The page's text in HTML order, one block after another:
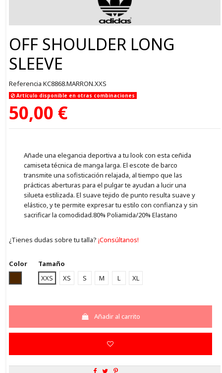
OFF SHOULDER LONG
SLEEVE
Referencia KC8868.MARRON.XXS
Artículo disponible en otras combinaciones
50,00 €
Añade una elegancia deportiva a tu look con esta ceñida
camiseta técnica de manga larga. El escote de barco
transmite una sofisticación relajada, al tiempo que las
prácticas aberturas para el pulgar te ayudan a lucir una
silueta estilizada. El suave tejido de punto resulta suave y
elástico, y te permite expresar tu estilo con confianza y sin
sacrificar la comodidad.80% Poliamida/20% Elastano
¿Tienes dudas sobre tu talla? ¡Consúltanos!
Color
MARRON
Tamaño
XXS
XS S M L XL
Añadir al carrito